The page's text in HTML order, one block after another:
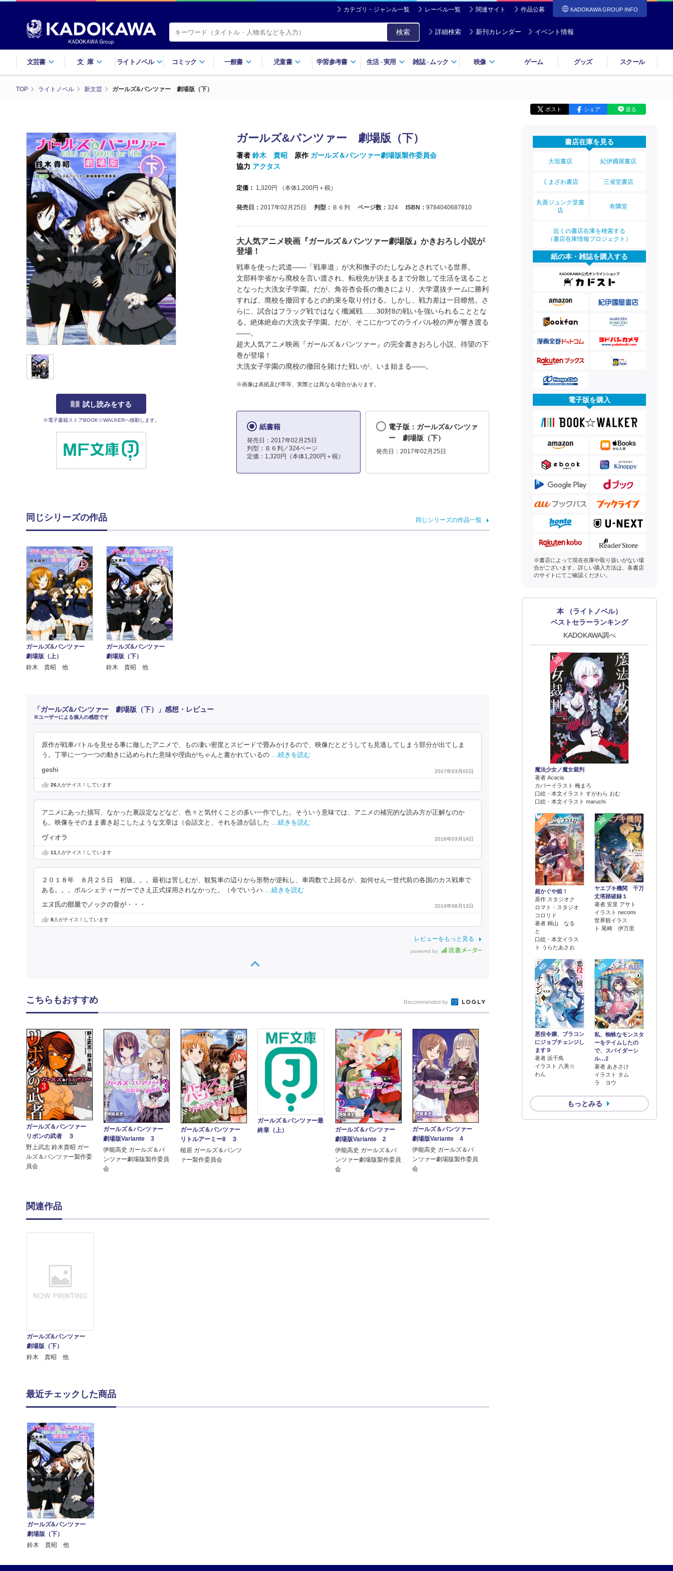
カテゴリ・ジャンル一覧 レーベル一覧 関連サイト 作品公募 KADOKAWA GROUP INFO
検索 詳細検索 新刊カレンダー イベント情報
文芸書 文庫 ライトノベル コミック 一般書 児童書 学習参考書 生活・実用 雑誌・ ムック 映像 ゲーム グッズ スクール
TOP ライトノベル 新文芸 ガールズ&パンツァー 劇場版（下）
ポスト シェア 送る
試し読みをする
※電子書籍ストアBOOK☆WALKERへ移動します。
ガールズ&パンツァー 劇場版（下）
著者 鈴木 貴昭 原作 ガールズ＆パンツァー劇場版製作委員会
協力 アクタス
定価： 1,320円 （本体1,200円＋税）
発売日： 2017年02月25日 判型： Ｂ６判 ページ数： 324 ISBN： 9784040687810
大人気アニメ映画『ガールズ＆パンツァー劇場版』かきおろし小説が
登場！
戦車を使った武道――「戦車道」が大和撫子のたしなみとされている世界。
文部科学省から廃校を言い渡され、転校先が決まるまで分散して生活を送ること
となった大洗女子学園。だが、角谷杏会長の働きにより、大学選抜チームに勝利
すれば、廃校を撤回するとの約束を取り付ける。しかし、戦力差は一目瞭然。さ
らに、試合はフラッグ戦ではなく殲滅戦……30対8の戦いを強いられることとな
る。絶体絶命の大洗女子学園。だが、そこにかつてのライバル校の声が響き渡る
――。
超大人気アニメ映画『ガールズ＆パンツァー』の完全書きおろし小説、待望の下
巻が登場！
大洗女子学園の廃校の撤回を賭けた戦いが、いま始まる――。
※画像は表紙及び帯等、実際とは異なる場合があります。
紙書籍
発売日：2017年02月25日
判型：Ｂ６判／324ページ
定価：1,320円（本体1,200円＋税）
電子版：ガールズ&パンツァ
ー 劇場版（下）
発売日：2017年02月25日
同じシリーズの作品 同じシリーズの作品一覧
ガールズ&パンツァー
劇場版（上）
鈴木 貴昭 他
ガールズ&パンツァー
劇場版（下）
鈴木 貴昭 他
「ガールズ&パンツァー 劇場版（下）」感想・レビュー
※ユーザーによる個人の感想です
原作が戦車バトルを見せる事に徹したアニメで、もの凄い密度とスピードで畳みかけるので、映像だとどうしても見逃してしまう部分が出てしま
う。丁寧に一つ一つの動きに込められた意味や理由がちゃんと書かれているの …続きを読む
geshi 2017年03月02日
26人がナイス！しています
アニメにあった描写、なかった裏設定などなど、色々と気付くことの多い一作でした。そういう意味では、アニメの補完的な読み方が正解なのか
も。映像をそのまま書き起こしたような文章は（会話文と、それを誰が話した …続きを読む
ヴィオラ 2018年03月14日
11 人がナイス！しています
２０１８年 ８月２５日 初版。。。最初は苦しむが、観覧車の辺りから形勢が逆転し、車両数で上回るが、如何せん一世代前の各国のカス戦車で
ある。。。ポルシェティーガーでさえ正式採用されなかった。（今でいうハ
…続きを読む
エヌ氏の部屋でノックの音が・・・ 2019年08月13日
8人がナイス！しています
レビューをもっと見る
powered by
書店在庫を見る
大垣書店 紀伊國屋書店
くまざわ書店 三省堂書店
丸善ジュンク堂書
店
有隣堂
近くの書店在庫を検索する
（書店在庫情報プロジェクト）
紙の本・雑誌を購入する
電子版を購入
※書店によって現在在庫や取り扱いがない場
合がございます。詳しい購入方法は、各書店
のサイトにてご確認ください。
本 （ライトノベル）
ベストセラーランキング
KADOKAWA調べ
1位
魔法少女ノ魔女裁判
著者 Acacia
カバーイラスト 梅まろ
口絵・本文イラスト すがわら おむ
口絵・本文イラスト maruchi
2位
超かぐや姫！
原作 スタジオク
ロマト・スタジオ
コロリド
著者 桐山 なる
と
口絵・本文イラス
ト うらたあさお
3位
ヤエブキ機関 千万
丈塔踏破録１
著者 安里 アサト
イラスト necomi
世界観イラス
ト 尾崎 伊万里
4位
悪役令嬢、ブラコン
にジョブチェンジし
ます９
著者 浜千鳥
イラスト 八美☆
わん
5位
私、蜘蛛なモンスタ
ーをテイムしたの
で、スパイダーシ
ル…2
著者 あきさけ
イラスト タム
ラ ヨウ
もっとみる
こちらもおすすめ Recommended by
ガールズ＆パンツァー
リボンの武者 ３
野上武志 鈴木貴昭 ガー
ルズ＆パンツァー製作委
員会
ガールズ＆パンツァー
劇場版Variante 3
伊能高史 ガールズ＆パ
ンツァー劇場版製作委員
会
ガールズ＆パンツァー
リトルアーミーII ３
槌居 ガールズ＆パンツ
ァー製作委員会
ガールズ＆パンツァー最
終章（上）
ガールズ＆パンツァー
劇場版Variante 2
伊能高史 ガールズ＆パ
ンツァー劇場版製作委員
会
ガールズ＆パンツァー
劇場版Variante 4
伊能高史 ガールズ＆パ
ンツァー劇場版製作委員
会
関連作品
ガールズ&パンツァー
劇場版（下）
鈴木 貴昭 他
最近チェックした商品
ガールズ&パンツァー
劇場版（下）
鈴木 貴昭 他